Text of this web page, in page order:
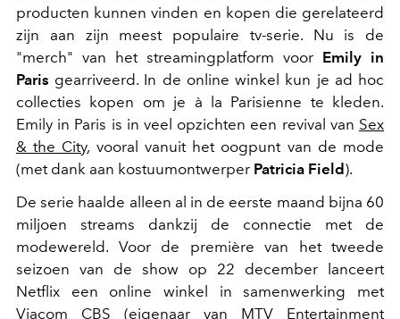
producten kunnen vinden en kopen die gerelateerd
zijn aan zijn meest populaire tv-serie. Nu is de
"merch" van het streamingplatform voor Emily in
Paris gearriveerd. In de online winkel kun je ad hoc
collecties kopen om je à la Parisienne te kleden.
Emily in Paris is in veel opzichten een revival van Sex
& the City, vooral vanuit het oogpunt van de mode
(met dank aan kostuumontwerper Patricia Field).
De serie haalde alleen al in de eerste maand bijna 60
miljoen streams dankzij de connectie met de
modewereld. Voor de première van het tweede
seizoen van de show op 22 december lanceert
Netflix een online winkel in samenwerking met
Viacom CBS (eigenaar van MTV Entertainment